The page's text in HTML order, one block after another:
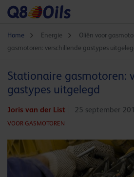
Home Energie Oliën voor
gasmotoren: verschillende gastypes
Stationaire gasmotoren:
gastypes uitgelegd
Joris van der List 25 september
VOOR GASMOTOREN